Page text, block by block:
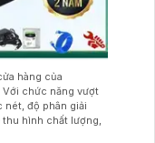
hàng của
Với chức năng vượt
nét, độ phân giải
hình chất lượng,